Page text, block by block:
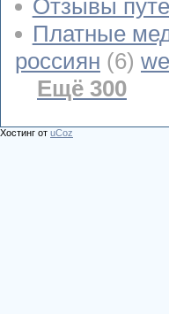
Отзывы
Платные
россиян (6)
Ещё 300
Хостинг от uCoz